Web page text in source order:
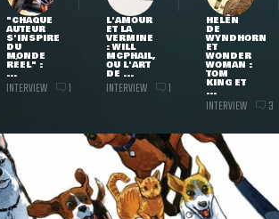
"CHAQUE
AUTEUR
S'INSPIRE
DU
MONDE
RÉEL" :
...
INTERVIEW 1
L'AMOUR
ET LA
VERMINE
: WILL
MCPHAIL,
OU L'ART
DE ...
INTERVIEW 1
HELEN
DE
WYNDHORN
ET
WONDER
WOMAN :
TOM
KING ET
...
INTERVIEW 3